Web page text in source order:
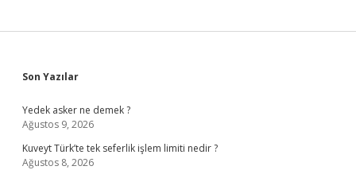
Sidebar
Son Yazılar
Yedek asker ne demek ?
Ağustos 9, 2026
Kuveyt Türk’te tek seferlik işlem limiti nedir ?
Ağustos 8, 2026